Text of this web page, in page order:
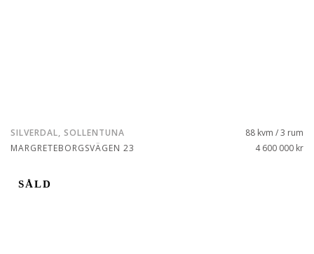
SILVERDAL, SOLLENTUNA
MARGRETEBORGSVÄGEN 23
88 kvm / 3 rum
4 600 000 kr
SÅLD